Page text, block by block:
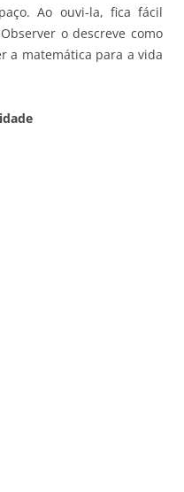
Ao ouvi-la, fica fácil
o descreve como
a matemática para a vida